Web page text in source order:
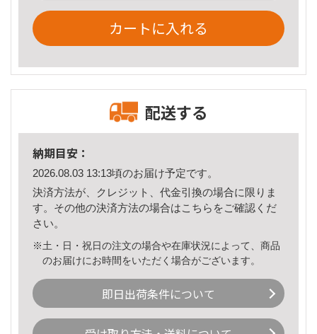
カートに入れる
配送する
納期目安：
2026.08.03 13:13頃のお届け予定です。
決済方法が、クレジット、代金引換の場合に限りま
す。その他の決済方法の場合はこちら をご確認くだ
さい。
※土・日・祝日の注文の場合や在庫状況によって、商品
のお届けにお時間をいただく場合がございます。
即日出荷条件について